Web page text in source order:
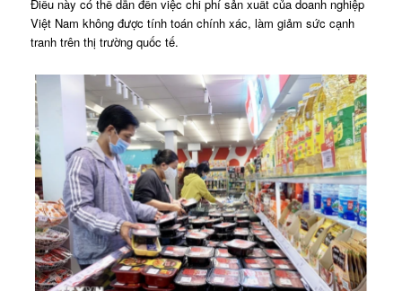
Điều này có thể dẫn đến việc chi phí sản xuất của doanh nghiệp
Việt Nam không được tính toán chính xác, làm giảm sức cạnh
tranh trên thị trường quốc tế.